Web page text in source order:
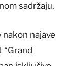
sadržaju.
najave